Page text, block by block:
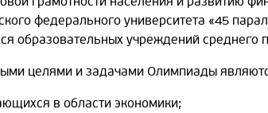
федерального университета «45
образовательных учреждений среднего
целями и задачами Олимпиады
в области экономики;